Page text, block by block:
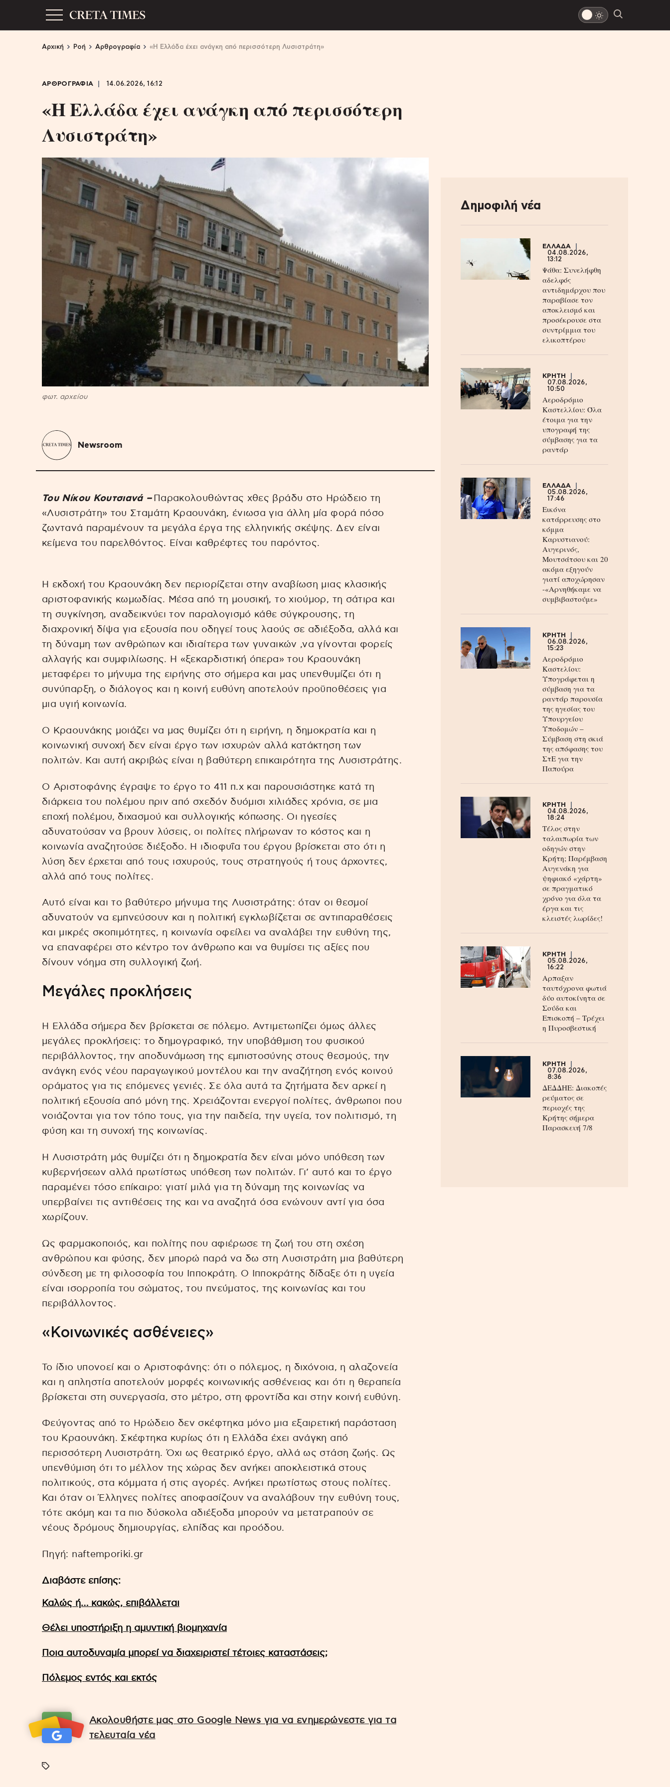
Αρχική Ροή Αρθρογραφία «Η Ελλάδα έχει ανάγκη από περισσότερη Λυσιστράτη»
ΑΡΘΡΟΓΡΑΦΙΑ 14.06.2026, 16:12
«Η Ελλάδα έχει ανάγκη από περισσότερη
Λυσιστράτη»
φωτ. αρχείου
Newsroom
Toυ Νίκου Κουτσιανά –
Παρακολουθώντας χθες βράδυ στο Ηρώδειο τη
«Λυσιστράτη» του Σταμάτη Κραουνάκη, ένιωσα για άλλη μία φορά πόσο
ζωντανά παραμένουν τα μεγάλα έργα της ελληνικής σκέψης. Δεν είναι
κείμενα του παρελθόντος. Είναι καθρέφτες του παρόντος.
Η εκδοχή του Κραουνάκη δεν περιορίζεται στην αναβίωση μιας κλασικής
αριστοφανικής κωμωδίας. Μέσα από τη μουσική, το χιούμορ, τη σάτιρα και
τη συγκίνηση, αναδεικνύει τον παραλογισμό κάθε σύγκρουσης, τη
διαχρονική δίψα για εξουσία που οδηγεί τους λαούς σε αδιέξοδα, αλλά και
τη δύναμη των ανθρώπων και ιδιαίτερα των γυναικών ,να γίνονται φορείς
αλλαγής και συμφιλίωσης. Η «ξεκαρδιστική όπερα» του Κραουνάκη
μεταφέρει το μήνυμα της ειρήνης στο σήμερα και μας υπενθυμίζει ότι η
συνύπαρξη, ο διάλογος και η κοινή ευθύνη αποτελούν προϋποθέσεις για
μια υγιή κοινωνία.
Ο Κραουνάκης μοιάζει να μας θυμίζει ότι η ειρήνη, η δημοκρατία και η
κοινωνική συνοχή δεν είναι έργο των ισχυρών αλλά κατάκτηση των
πολιτών. Και αυτή ακριβώς είναι η βαθύτερη επικαιρότητα της Λυσιστράτης.
Ο Αριστοφάνης έγραψε το έργο το 411 π.χ και παρουσιάστηκε κατά τη
διάρκεια του πολέμου πριν από σχεδόν δυόμισι χιλιάδες χρόνια, σε μια
εποχή πολέμου, διχασμού και συλλογικής κόπωσης. Οι ηγεσίες
αδυνατούσαν να βρουν λύσεις, οι πολίτες πλήρωναν το κόστος και η
κοινωνία αναζητούσε διέξοδο. Η ιδιοφυΐα του έργου βρίσκεται στο ότι η
λύση δεν έρχεται από τους ισχυρούς, τους στρατηγούς ή τους άρχοντες,
αλλά από τους πολίτες.
Αυτό είναι και το βαθύτερο μήνυμα της Λυσιστράτης: όταν οι θεσμοί
αδυνατούν να εμπνεύσουν και η πολιτική εγκλωβίζεται σε αντιπαραθέσεις
και μικρές σκοπιμότητες, η κοινωνία οφείλει να αναλάβει την ευθύνη της,
να επαναφέρει στο κέντρο τον άνθρωπο και να θυμίσει τις αξίες που
δίνουν νόημα στη συλλογική ζωή.
Μεγάλες προκλήσεις
Η Ελλάδα σήμερα δεν βρίσκεται σε πόλεμο. Αντιμετωπίζει όμως άλλες
μεγάλες προκλήσεις: το δημογραφικό, την υποβάθμιση του φυσικού
περιβάλλοντος, την αποδυνάμωση της εμπιστοσύνης στους θεσμούς, την
ανάγκη ενός νέου παραγωγικού μοντέλου και την αναζήτηση ενός κοινού
οράματος για τις επόμενες γενιές. Σε όλα αυτά τα ζητήματα δεν αρκεί η
πολιτική εξουσία από μόνη της. Χρειάζονται ενεργοί πολίτες, άνθρωποι που
νοιάζονται για τον τόπο τους, για την παιδεία, την υγεία, τον πολιτισμό, τη
φύση και τη συνοχή της κοινωνίας.
Η Λυσιστράτη μάς θυμίζει ότι η δημοκρατία δεν είναι μόνο υπόθεση των
κυβερνήσεων αλλά πρωτίστως υπόθεση των πολιτών. Γι’ αυτό και το έργο
παραμένει τόσο επίκαιρο: γιατί μιλά για τη δύναμη της κοινωνίας να
υπερβαίνει τις αντιθέσεις της και να αναζητά όσα ενώνουν αντί για όσα
χωρίζουν.
Ως φαρμακοποιός, και πολίτης που αφιέρωσε τη ζωή του στη σχέση
ανθρώπου και φύσης, δεν μπορώ παρά να δω στη Λυσιστράτη μια βαθύτερη
σύνδεση με τη φιλοσοφία του Ιπποκράτη. Ο Ιπποκράτης δίδαξε ότι η υγεία
είναι ισορροπία του σώματος, του πνεύματος, της κοινωνίας και του
περιβάλλοντος.
«Κοινωνικές ασθένειες»
Το ίδιο υπονοεί και ο Αριστοφάνης: ότι ο πόλεμος, η διχόνοια, η αλαζονεία
και η απληστία αποτελούν μορφές κοινωνικής ασθένειας και ότι η θεραπεία
βρίσκεται στη συνεργασία, στο μέτρο, στη φροντίδα και στην κοινή ευθύνη.
Φεύγοντας από το Ηρώδειο δεν σκέφτηκα μόνο μια εξαιρετική παράσταση
του Κραουνάκη. Σκέφτηκα κυρίως ότι η Ελλάδα έχει ανάγκη από
περισσότερη Λυσιστράτη. Όχι ως θεατρικό έργο, αλλά ως στάση ζωής. Ως
υπενθύμιση ότι το μέλλον της χώρας δεν ανήκει αποκλειστικά στους
πολιτικούς, στα κόμματα ή στις αγορές. Ανήκει πρωτίστως στους πολίτες.
Και όταν οι Έλληνες πολίτες αποφασίζουν να αναλάβουν την ευθύνη τους,
τότε ακόμη και τα πιο δύσκολα αδιέξοδα μπορούν να μετατραπούν σε
νέους δρόμους δημιουργίας, ελπίδας και προόδου.
Πηγή: naftemporiki.gr
Διαβάστε επίσης:
Καλώς ή… κακώς, επιβάλλεται
Θέλει υποστήριξη η αμυντική βιομηχανία
Ποια αυτοδυναμία μπορεί να διαχειριστεί τέτοιες καταστάσεις;
Πόλεμος εντός και εκτός
Ακολουθήστε μας στο Google News για να ενημερώνεστε για τα
τελευταία νέα
Δημοφιλή νέα
ΕΛΛΑΔΑ
04.08.2026,
13:12
Ψάθα: Συνελήφθη
αδελφός
αντιδημάρχου που
παραβίασε τον
αποκλεισμό και
προσέκρουσε στα
συντρίμμια του
ελικοπτέρου
ΚΡΗΤΗ
07.08.2026,
10:50
Αεροδρόμιο
Καστελλίου: Όλα
έτοιμα για την
υπογραφή της
σύμβασης για τα
ραντάρ
ΕΛΛΑΔΑ
05.08.2026,
17:46
Εικόνα
κατάρρευσης στο
κόμμα
Καρυστιανού:
Αυγερινός,
Μουτσάτσου και 20
ακόμα εξηγούν
γιατί αποχώρησαν
-«Αρνηθήκαμε να
συμβιβαστούμε»
ΚΡΗΤΗ
06.08.2026,
15:23
Αεροδρόμιο
Καστελίου:
Υπογράφεται η
σύμβαση για τα
ραντάρ παρουσία
της ηγεσίας του
Υπουργείου
Υποδομών –
Σύμβαση στη σκιά
της απόφασης του
ΣτΕ για την
Παπούρα
ΚΡΗΤΗ
04.08.2026,
18:24
Τέλος στην
ταλαιπωρία των
οδηγών στην
Κρήτη; Παρέμβαση
Αυγενάκη για
ψηφιακό «χάρτη»
σε πραγματικό
χρόνο για όλα τα
έργα και τις
κλειστές λωρίδες!
ΚΡΗΤΗ
05.08.2026,
16:22
Αρπαξαν
ταυτόχρονα φωτιά
δύο αυτοκίνητα σε
Σούδα και
Επισκοπή – Τρέχει
η Πυροσβεστική
ΚΡΗΤΗ
07.08.2026,
8:36
ΔΕΔΔΗΕ: Διακοπές
ρεύματος σε
περιοχές της
Κρήτης σήμερα
Παρασκευή 7/8